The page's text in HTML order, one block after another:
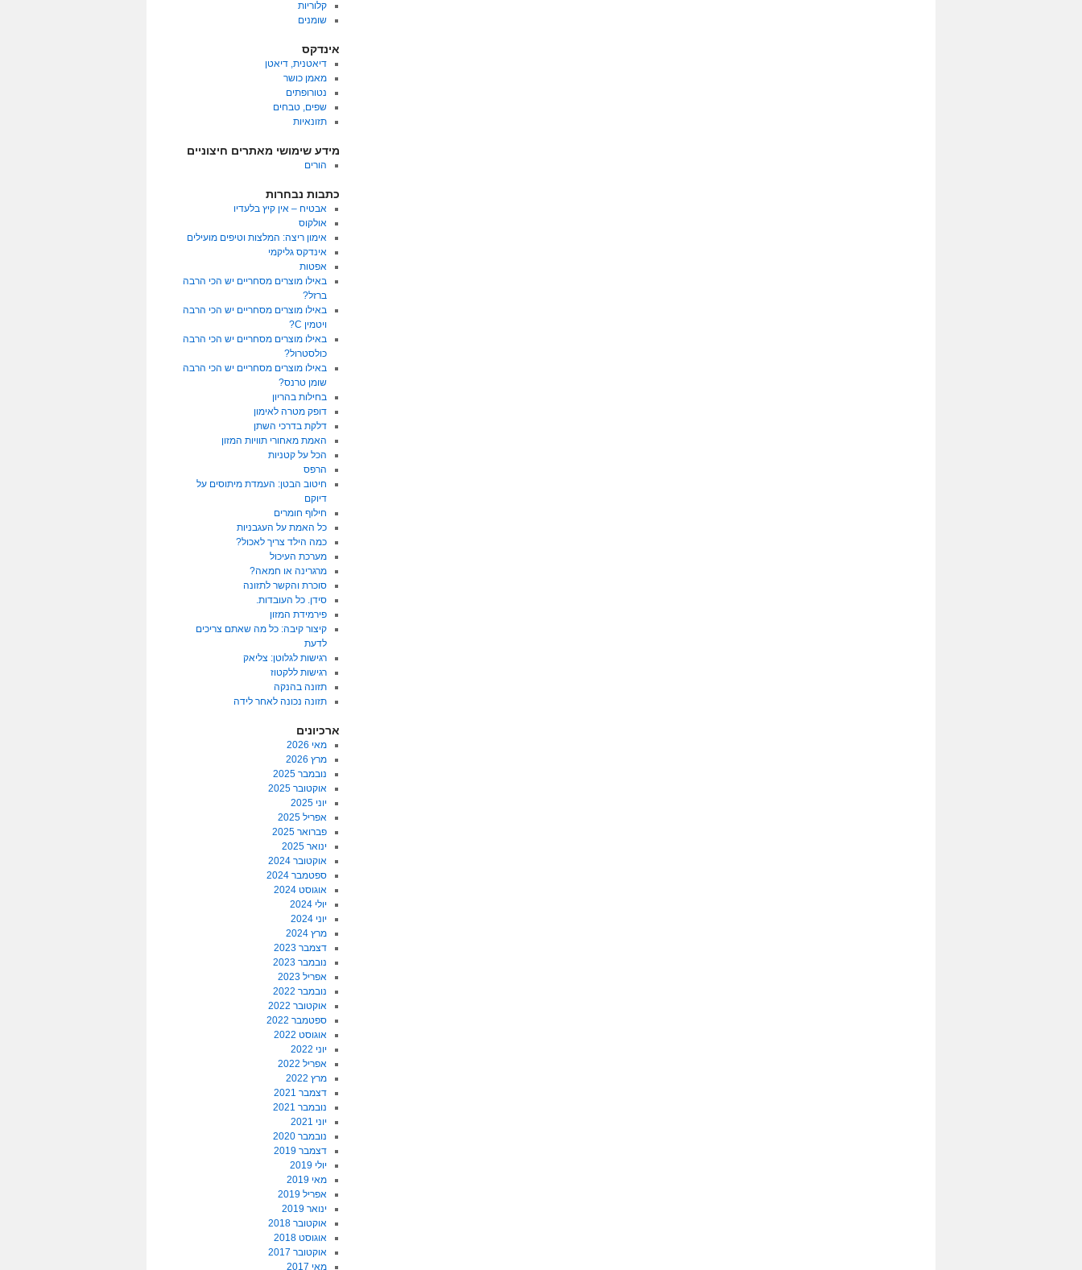
קלוריות
שומנים
אינדקס
דיאטנית, דיאטן
מאמן כושר
נטורופתים
שפים, טבחים
תזונאיות
מידע שימושי מאתרים חיצוניים
הורים
כתבות נבחרות
אבטיח – אין קיץ בלעדיו
אולקוס
אימון ריצה: המלצות וטיפים מועילים
אינדקס גליקמי
אפטות
באילו מוצרים מסחריים יש הכי הרבה
ברזל?
באילו מוצרים מסחריים יש הכי הרבה
ויטמין C?
באילו מוצרים מסחריים יש הכי הרבה
כולסטרול?
באילו מוצרים מסחריים יש הכי הרבה
שומן טרנס?
בחילות בהריון
דופק מטרה לאימון
דלקת בדרכי השתן
האמת מאחורי תוויות המזון
הכל על קטניות
הרפס
חיטוב הבטן: העמדת מיתוסים על
דיוקם
חילוף חומרים
כל האמת על העגבניות
כמה הילד צריך לאכול?
מערכת העיכול
מרגרינה או חמאה?
סוכרת והקשר לתזונה
סידן. כל העובדות.
פירמידת המזון
קיצור קיבה: כל מה שאתם צריכים
לדעת
רגישות לגלוטן: צליאק
רגישות ללקטוז
תזונה בהנקה
תזונה נכונה לאחר לידה
ארכיונים
מאי 2026
מרץ 2026
נובמבר 2025
אוקטובר 2025
יוני 2025
אפריל 2025
פברואר 2025
ינואר 2025
אוקטובר 2024
ספטמבר 2024
אוגוסט 2024
יולי 2024
יוני 2024
מרץ 2024
דצמבר 2023
נובמבר 2023
אפריל 2023
נובמבר 2022
אוקטובר 2022
ספטמבר 2022
אוגוסט 2022
יוני 2022
אפריל 2022
מרץ 2022
דצמבר 2021
נובמבר 2021
יוני 2021
נובמבר 2020
דצמבר 2019
יולי 2019
מאי 2019
אפריל 2019
ינואר 2019
אוקטובר 2018
אוגוסט 2018
אוקטובר 2017
מאי 2017